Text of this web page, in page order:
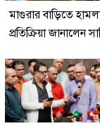
মাগুরার বাড়িতে
প্রতিক্রিয়া জানালেন